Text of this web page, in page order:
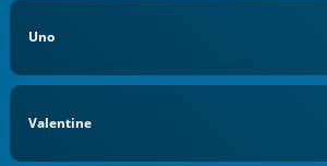
Uno
Valentine